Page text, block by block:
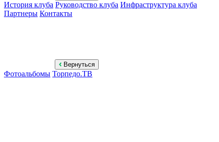
История клуба Руководство клуба Инфраструктура клуба
Партнеры Контакты
Вернуться
Фотоальбомы Торпедо.ТВ